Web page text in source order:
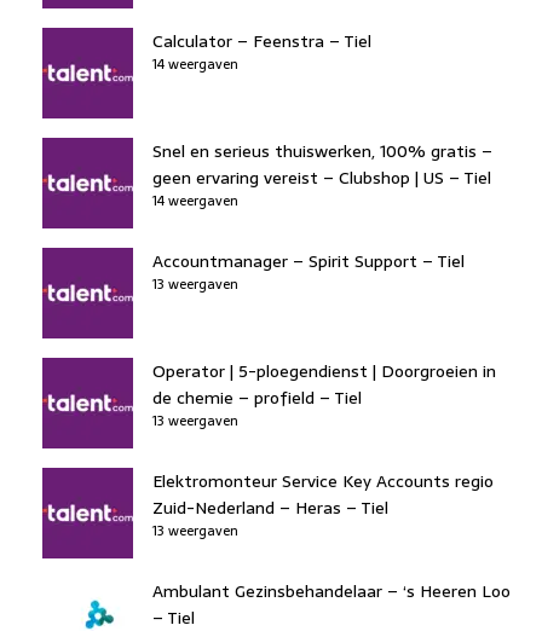
Calculator – Feenstra – Tiel
14 weergaven
Snel en serieus thuiswerken, 100% gratis –
geen ervaring vereist – Clubshop | US – Tiel
14 weergaven
Accountmanager – Spirit Support – Tiel
13 weergaven
Operator | 5-ploegendienst | Doorgroeien in
de chemie – profield – Tiel
13 weergaven
Elektromonteur Service Key Accounts regio
Zuid-Nederland – Heras – Tiel
13 weergaven
Ambulant Gezinsbehandelaar – ‘s Heeren Loo
– Tiel